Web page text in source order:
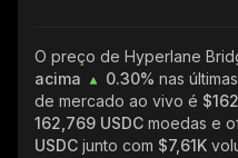
O preço de Hyperlane
acima
0.30% nas
de mercado ao vivo é
162,769 USDC moedas e
USDC junto com $7,61K